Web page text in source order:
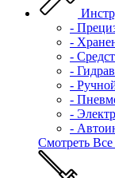
-
-
-
-
-
-
-
-
Смотреть